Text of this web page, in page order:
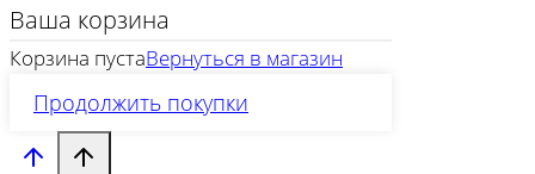
Ваша корзина
Корзина пустаВернуться в магазин
Продолжить покупки